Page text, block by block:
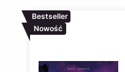
Bestseller
Nowość